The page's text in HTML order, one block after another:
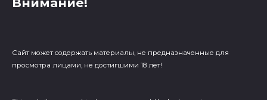
Сайт может содержать материалы, не предназначенные для
просмотра лицами, не достигшими 18 лет!